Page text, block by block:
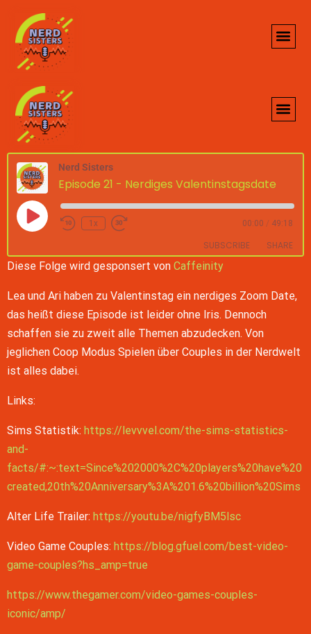
Nerd Sisters
Episode 21 - Nerdiges Valentinstagsdate
1x 00:00 / 49:18
SUBSCRIBE SHARE
RSS FEED
LINK
EMBED
Diese Folge wird gesponsert von Caffeinity
Lea und Ari haben zu Valentinstag ein nerdiges Zoom Date,
das heißt diese Episode ist leider ohne Iris. Dennoch
schaffen sie zu zweit alle Themen abzudecken. Von
jeglichen Coop Modus Spielen über Couples in der Nerdwelt
ist alles dabei.
Links:
Sims Statistik: https://levvvel.com/the-sims-statistics-
and-
facts/#:~:text=Since%202000%2C%20players%20have%20
created,20th%20Anniversary%3A%201.6%20billion%20Sims
Alter Life Trailer: https://youtu.be/nigfyBM5lsc
Video Game Couples: https://blog.gfuel.com/best-video-
game-couples?hs_amp=true
https://www.thegamer.com/video-games-couples-
iconic/amp/